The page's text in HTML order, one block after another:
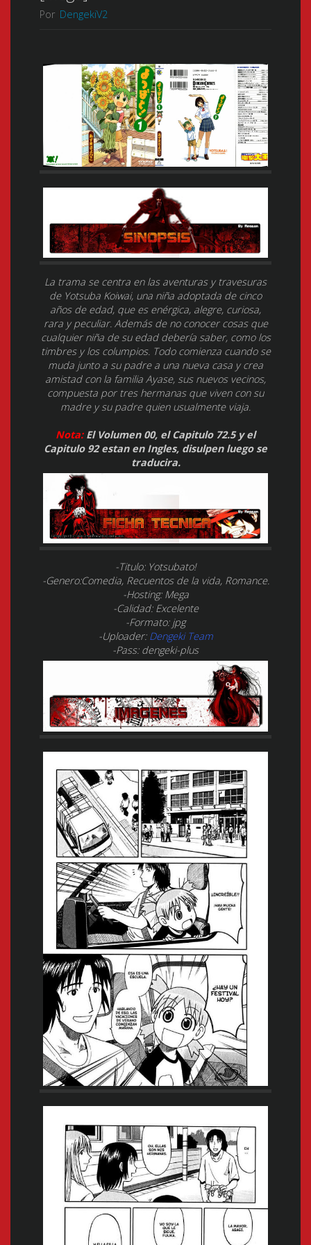
Por DengekiV2
La trama se centra en las aventuras y travesuras
de Yotsuba Koiwai, una niña adoptada de cinco
años de edad, que es enérgica, alegre, curiosa,
rara y peculiar. Además de no conocer cosas que
cualquier niña de su edad debería saber, como los
timbres y los columpios. Todo comienza cuando se
muda junto a su padre a una nueva casa y crea
amistad con la familia Ayase, sus nuevos vecinos,
compuesta por tres hermanas que viven con su
madre y su padre quien usualmente viaja.
Nota:El Volumen 00, el Capitulo 72.5 y el
Capitulo 92 estan en Ingles, disulpen luego se
traducira.
-Titulo: Yotsubato!
-Genero:Comedia, Recuentos de la vida, Romance.
-Hosting: Mega
-Calidad: Excelente
-Formato: jpg
-Uploader: Dengeki Team
-Pass: dengeki-plus